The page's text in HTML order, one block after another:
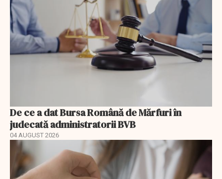
De ce a dat Bursa Română de Mărfuri în
judecată administratorii BVB
04 AUGUST 2026